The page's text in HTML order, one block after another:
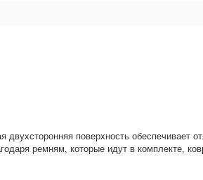
поверхность обеспечивает
ремням, которые идут в комплекте,